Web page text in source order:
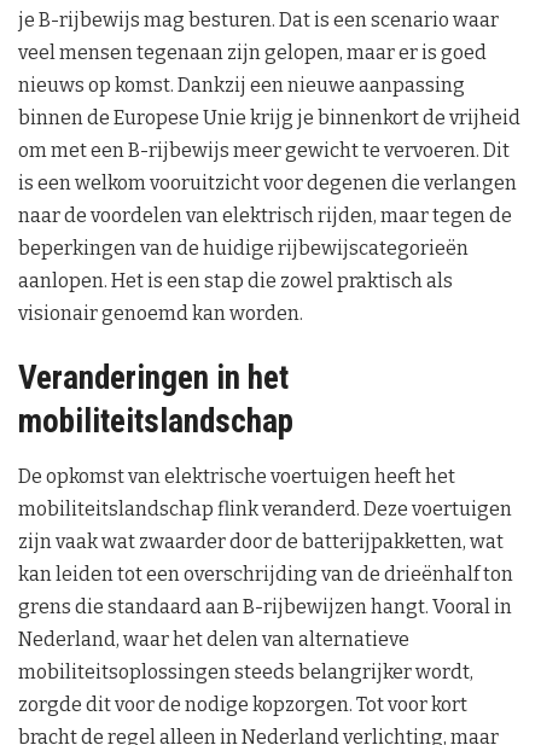
je B-rijbewijs mag besturen. Dat is een scenario waar
veel mensen tegenaan zijn gelopen, maar er is goed
nieuws op komst. Dankzij een nieuwe aanpassing
binnen de Europese Unie krijg je binnenkort de vrijheid
om met een B-rijbewijs meer gewicht te vervoeren. Dit
is een welkom vooruitzicht voor degenen die verlangen
naar de voordelen van elektrisch rijden, maar tegen de
beperkingen van de huidige rijbewijscategorieën
aanlopen. Het is een stap die zowel praktisch als
visionair genoemd kan worden.
Veranderingen in het
mobiliteitslandschap
De opkomst van elektrische voertuigen heeft het
mobiliteitslandschap flink veranderd. Deze voertuigen
zijn vaak wat zwaarder door de batterijpakketten, wat
kan leiden tot een overschrijding van de drieënhalf ton
grens die standaard aan B-rijbewijzen hangt. Vooral in
Nederland, waar het delen van alternatieve
mobiliteitsoplossingen steeds belangrijker wordt,
zorgde dit voor de nodige kopzorgen. Tot voor kort
bracht de regel alleen in Nederland verlichting, maar